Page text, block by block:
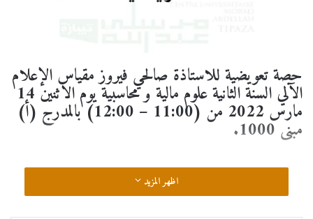
حصة تعويضية للاستاذة صالحي فيروز مقياس الإعلام
الآلي السنة الثانية علوم مالية و محاسبية يوم الاثنين 14
مارس 2022 من (11:00 – 12:00) بالمدرج (أ)
مبنى 1000.
اظهر المزيد